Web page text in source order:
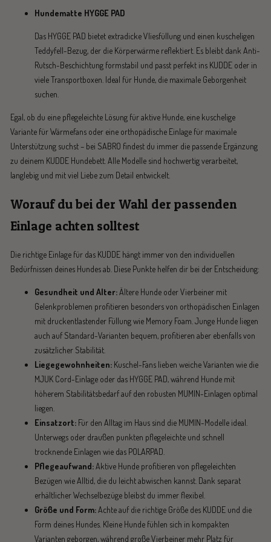
Hundematte HYGGE PAD
Das HYGGE PAD bietet extradicke Vliesfüllung und einen kuscheligen
Teddyfell-Bezug, der die Körperwärme reflektiert. Es bleibt dank Anti-
Rutsch-Beschichtung formstabil und passt perfekt ins KUDDE oder in
viele Transportboxen. Ideal für Hunde, die maximale Geborgenheit
suchen.
Egal, ob du eine pflegeleichte Lösung für aktive Hunde, eine kuschelige
Variante für Wärmefans oder eine orthopädische Einlage für maximale
Unterstützung suchst – bei SABRO findest du immer die passende Ergänzung
zu deinem KUDDE Hundebett. Alle Modelle sind hochwertig verarbeitet,
langlebig und mit viel Liebe zum Detail entwickelt.
Worauf du bei der Wahl der passenden
Einlage achten solltest
Die richtige Einlage für das KUDDE hängt immer von den individuellen
Bedürfnissen deines Hundes ab. Diese Punkte helfen dir bei der Entscheidung:
Gesundheit und Alter:Ältere Hunde oder Vierbeiner mit
Gelenkproblemen profitieren besonders von orthopädischen Einlagen
mit druckentlastender Füllung wie Memory Foam. Junge Hunde liegen
auch auf Standard-Varianten bequem, profitieren aber ebenfalls von
zusätzlicher Stabilität.
Liegegewohnheiten: Kuschel-Fans lieben weiche Varianten wie die
MJUK Cord-Einlage oder das HYGGE PAD, während Hunde mit
höherem Stabilitätsbedarf auf den robusten MUMIN-Einlagen optimal
liegen.
Einsatzort: Für den Alltag im Haus sind die MUMIN-Modelle ideal.
Unterwegs oder draußen punkten pflegeleichte und schnell
trocknende Einlagen wie das POLARPAD.
Pflegeaufwand:Aktive Hunde profitieren von pflegeleichten
Bezügen wie Alltid, die du leicht abwischen kannst. Dank separat
erhältlicher Wechselbezüge bleibst du immer flexibel.
Größe und Form:Achte auf die richtige Größe des KUDDE und die
Form deines Hundes. Kleine Hunde fühlen sich in kompakten
Varianten geborgen, während große Vierbeiner mehr Platz für